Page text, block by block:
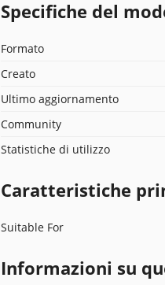
Specifiche del
Formato
Creato
Ultimo aggiornamento
Community
Statistiche di utilizzo
Caratteristiche
Suitable For
Informazioni su